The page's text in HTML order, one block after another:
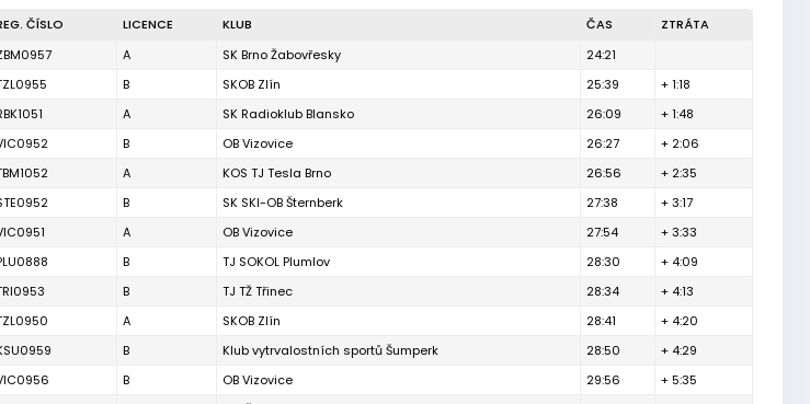
ČÍSLO LICENCE KLUB ČAS
ZTRÁTA
A SK Brno Žabovřesky
24:21
B SKOB Zlín 25:39
+ 1:18
A SK Radioklub Blansko 26:09
+ 1:48
B OB Vizovice 26:27
+ 2:06
A KOS TJ Tesla Brno 26:56
+ 2:35
B SK SKI-OB Šternberk 27:38
+ 3:17
A OB Vizovice 27:54
+ 3:33
B TJ SOKOL Plumlov 28:30
+ 4:09
B TJ TŽ Třinec 28:34
+ 4:13
A SKOB Zlín 28:41
+ 4:20
B Klub vytrvalostních sportů Šumperk 28:50
+ 4:29
B OB Vizovice 29:56
+ 5:35